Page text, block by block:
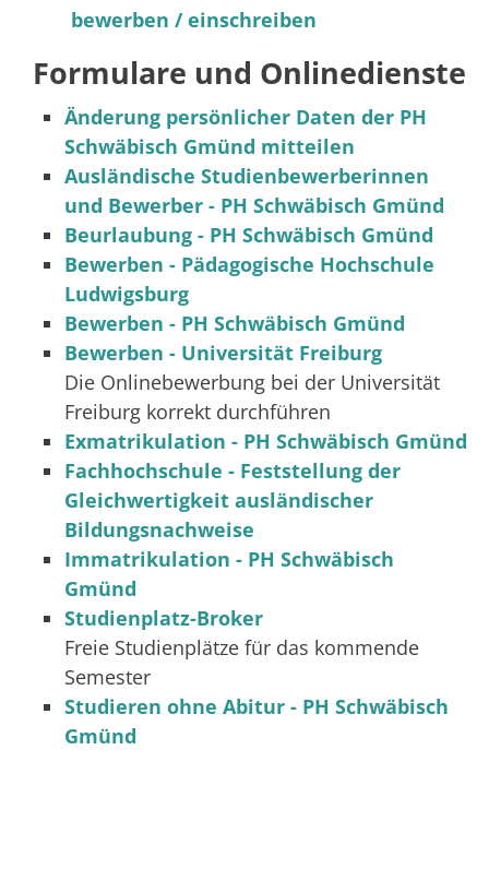
bewerben / einschreiben
Formulare und Onlinedienste
Änderung persönlicher Daten der PH
Schwäbisch Gmünd mitteilen
Ausländische Studienbewerberinnen
und Bewerber - PH Schwäbisch Gmünd
Beurlaubung - PH Schwäbisch Gmünd
Bewerben - Pädagogische Hochschule
Ludwigsburg
Bewerben - PH Schwäbisch Gmünd
Bewerben - Universität Freiburg
Die Onlinebewerbung bei der Universität
Freiburg korrekt durchführen
Exmatrikulation - PH Schwäbisch Gmünd
Fachhochschule - Feststellung der
Gleichwertigkeit ausländischer
Bildungsnachweise
Immatrikulation - PH Schwäbisch
Gmünd
Studienplatz-Broker
Freie Studienplätze für das kommende
Semester
Studieren ohne Abitur - PH Schwäbisch
Gmünd